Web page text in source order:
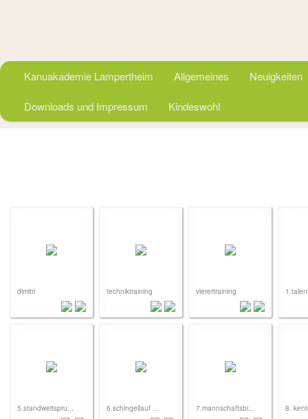
Kanuakademie Lampertheim Allgemeines Neuigkeiten
Downloads und Impressum Kindeswohl
dimitri techniktraining vierertraining
5.standweitspru... 6.schlngellauf ... 7.mannschaftsbi... 8.